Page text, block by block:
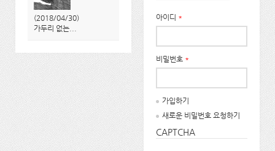
(2018/04/30)
가두리 없는...
아이디 *
비밀번호 *
가입하기
새로운 비밀번호 요청하기
CAPTCHA